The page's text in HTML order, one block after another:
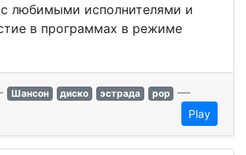
любимыми исполнителями и
в программах в режиме
Шансон диско эстрада pop —
Play